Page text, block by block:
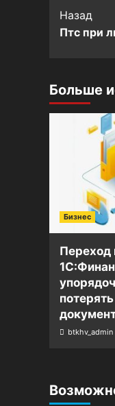
Post
Назад
Птс при
Больше
Бизнес
Переход
btkhv_admin